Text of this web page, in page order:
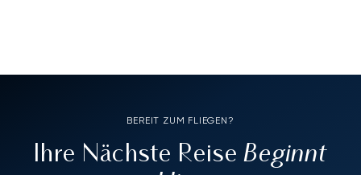
BEREIT ZUM FLIEGEN?
Ihre Nächste ReiseBeginnt